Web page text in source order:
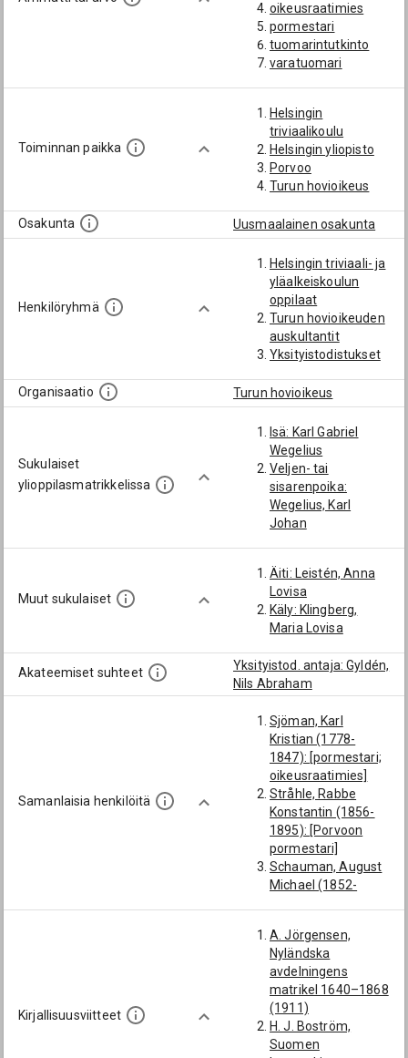
oikeusraatimies
pormestari
tuomarintutkinto
varatuomari
Toiminnan paikka
Helsingin
triviaalikoulu
Helsingin yliopisto
Porvoo
Turun hovioikeus
Osakunta Uusmaalainen osakunta
Henkilöryhmä
Helsingin triviaali- ja
yläalkeiskoulun
oppilaat
Turun hovioikeuden
auskultantit
Yksityistodistukset
Organisaatio Turun hovioikeus
Sukulaiset
ylioppilasmatrikkelissa
Isä: Karl Gabriel
Wegelius
Veljen- tai
sisarenpoika:
Wegelius, Karl
Johan
Muut sukulaiset
Äiti: Leistén, Anna
Lovisa
Käly: Klingberg,
Maria Lovisa
Akateemiset suhteet
Yksityistod. antaja: Gyldén,
Nils Abraham
Samanlaisia henkilöitä
Sjöman, Karl
Kristian (1778-
1847): [pormestari;
oikeusraatimies]
Stråhle, Rabbe
Konstantin (1856-
1895): [Porvoon
pormestari]
Schauman, August
Michael (1852-
Cederhwarf, Karl
Ulrik (1802-1863):
[Porvoon
pormestari;
oikeusraatimies]
Cederstein, Pehr
Isak (1800-1854):
Kirjallisuusviitteet
A. Jörgensen,
Nyländska
avdelningens
matrikel 1640–1868
(1911)
H. J. Boström,
Suomen